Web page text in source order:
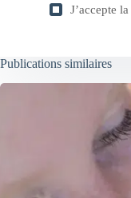
J’accepte la
Publications similaires